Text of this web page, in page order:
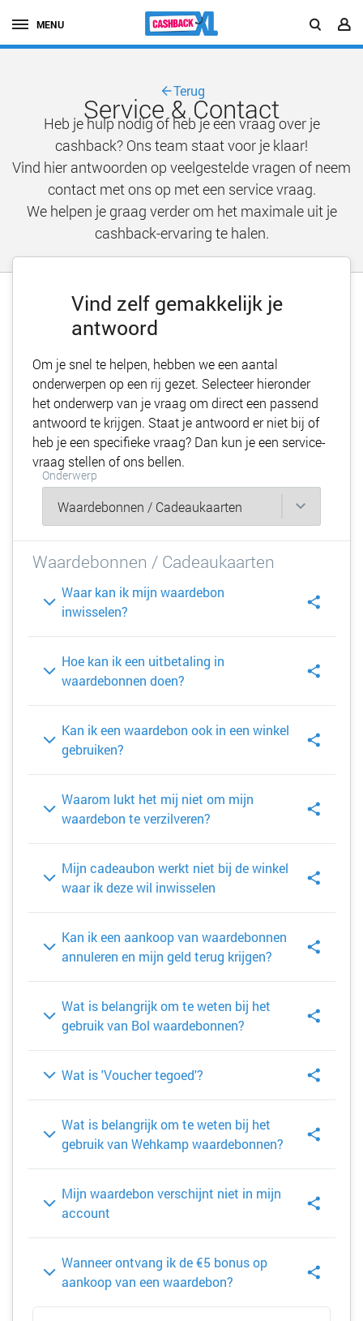
MENU
Terug
Service & Contact
Heb je hulp nodig of heb je een vraag over je
cashback? Ons team staat voor je klaar!
Vind hier antwoorden op veelgestelde vragen of neem
contact met ons op met een service vraag.
We helpen je graag verder om het maximale uit je
cashback-ervaring te halen.
Vind zelf gemakkelijk je
antwoord
Om je snel te helpen, hebben we een aantal
onderwerpen op een rij gezet. Selecteer hieronder
het onderwerp van je vraag om direct een passend
antwoord te krijgen. Staat je antwoord er niet bij of
heb je een specifieke vraag? Dan kun je een service-
vraag stellen of ons bellen.
Onderwerp
Waardebonnen / Cadeaukaarten
Waar kan ik mijn waardebon
inwisselen?
Hoe kan ik een uitbetaling in
waardebonnen doen?
Kan ik een waardebon ook in een winkel
gebruiken?
Waarom lukt het mij niet om mijn
waardebon te verzilveren?
Mijn cadeaubon werkt niet bij de winkel
waar ik deze wil inwisselen
Kan ik een aankoop van waardebonnen
annuleren en mijn geld terug krijgen?
Wat is belangrijk om te weten bij het
gebruik van Bol waardebonnen?
Wat is 'Voucher tegoed'?
Wat is belangrijk om te weten bij het
gebruik van Wehkamp waardebonnen?
Mijn waardebon verschijnt niet in mijn
account
Wanneer ontvang ik de €5 bonus op
aankoop van een waardebon?